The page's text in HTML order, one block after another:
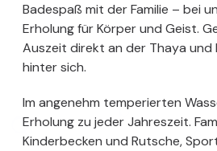
Badespaß mit der Familie – bei
Erholung für Körper und Geist.
Auszeit direkt an der Thaya und
hinter sich.
Im angenehm temperierten
Erholung zu jeder Jahreszeit.
Kinderbecken und Rutsche,